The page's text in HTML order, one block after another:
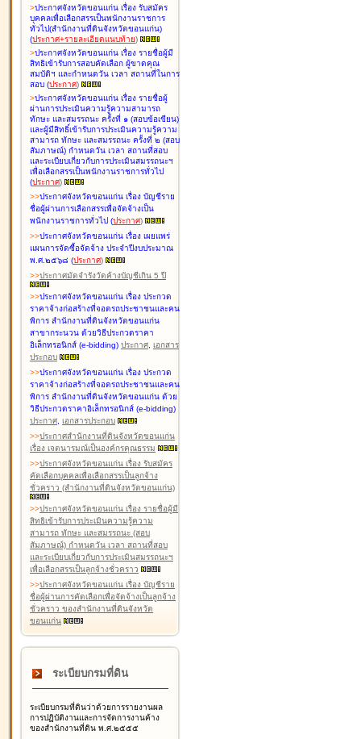
>ประกาศจังหวัดขอนแก่น เรื่อง รับสมัคร
บุคคลเพื่อเลือกสรรเป็นพนักงานราชการ
ทั่วไป(สำนักงานที่ดินจังหวัดขอนแก่น)
(ประกาศ+รายละเอียดแนบท้าย)
>ประกาศจังหวัดขอนแก่น เรื่อง รายชื่อผู้มี
สิทธิเข้ารับการสอบคัดเลือก ผู้ขาดคุณ
สมบัติฯ และกำหนดวัน เวลา สถานที่ในการ
สอบ (ประกาศ)
>ประกาศจังหวัดขอนแก่น เรื่อง รายชื่อผู้
ผ่านการประเมินความรู้ความสามารถ
ทักษะ และสมรรถนะ ครั้งที่ ๑ (สอบข้อเขียน)
และผู้มีสิทธิ์เข้ารับการประเมินความรู้ความ
สามารถ ทักษะ และสมรรถนะ ครั้งที่ ๒ (สอบ
สัมภาษณ์) กำหนดวัน เวลา สถานที่สอบ
และระเบียบเกี่ยวกับการประเมินสมรรถนะฯ
เพื่อเลือกสรรเป็นพนักงานราชการทั่วไป
(ประกาศ)
>>ประกาศจังหวัดขอนแก่น เรื่อง บัญชีราย
ชื่อผู้ผ่านการเลือกสรรเพื่อจัดจ้างเป็น
พนักงานราชการทั่วไป (ประกาศ)
>>ประกาศจังหวัดขอนแก่น เรื่อง เผยแพร่
แผนการจัดซื้อจัดจ้าง ประจำปีงบประมาณ
พ.ศ.๒๕๖๘ (ประกาศ)
>>ประกาศมัดจำรังวัดค้างบัญชีเกิน 5 ปี
>>ประกาศจังหวัดขอนแก่น เรื่อง ประกวด
ราคาจ้างก่อสร้างที่จอดรถประชาชนและคน
พิการ สำนักงานที่ดินจังหวัดขอนแก่น
สาขากระนวน ด้วยวิธีประกวดราคา
อิเล็กทรอนิกส์ (e-bidding) ประกาศ, เอกสาร
ประกอบ
>>ประกาศจังหวัดขอนแก่น เรื่อง ประกวด
ราคาจ้างก่อสร้างที่จอดรถประชาชนและคน
พิการ สำนักงานที่ดินจังหวัดขอนแก่น ด้วย
วิธีประกวดราคาอิเล็กทรอนิกส์ (e-bidding)
ประกาศ, เอกสารประกอบ
>>ประกาศสำนักงานที่ดินจังหวัดขอนแก่น
เรื่อง เจตนารมณ์เป็นองค์กรคุณธรรม
>>ประกาศจังหวัดขอนแก่น เรื่อง รับสมัคร
คัดเลือกบุคคลเพื่อเลือกสรรเป็นลูกจ้าง
ชั่วคราว (สำนักงานที่ดินจังหวัดขอนแก่น)
>>ประกาศจังหวัดขอนแก่น เรื่อง รายชื่อผู้มี
สิทธิเข้ารับการประเมินความรู้ความ
สามารถ ทักษะ และสมรรถนะ (สอบ
สัมภาษณ์) กำหนดวัน เวลา สถานที่สอบ
และระเบียบเกี่ยวกับการประเมินสมรรถนะฯ
เพื่อเลือกสรรเป็นลูกจ้างชั่วคราว
>>ประกาศจังหวัดขอนแก่น เรื่อง บัญชีราย
ชื่อผู้ผ่านการคัดเลือกเพื่อจัดจ้างเป็นลูกจ้าง
ชั่วคราว ของสำนักงานที่ดินจังหวัด
ขอนแก่น
ระเบียบกรมที่ดิน
ระเบียบกรมที่ดินว่าด้วยการรายงานผล
การปฏิบัติงานและการจัดการงานค้าง
ของสำนักงานที่ดิน พ.ศ.๒๕๕๕